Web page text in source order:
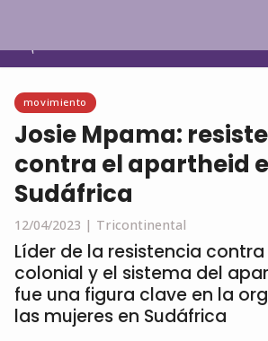
movimiento
Josie Mpama:
contra el apartheid
Sudáfrica
12/04/2023 | Tricontinental
Líder de la resistencia
colonial y el sistema del
fue una figura clave en la
las mujeres en Sudáfrica